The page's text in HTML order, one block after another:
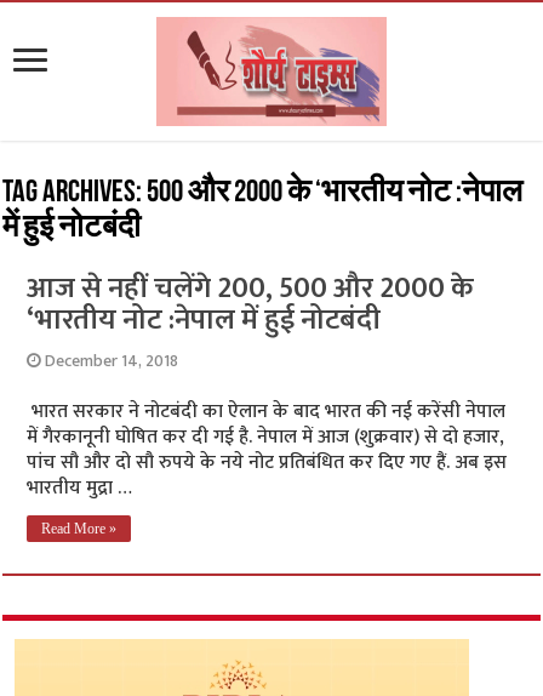
Tag Archives: 500 और 2000 के ‘भारतीय नोट :नेपाल
में हुई नोटबंदी
आज से नहीं चलेंगे 200, 500 और 2000 के
‘भारतीय नोट :नेपाल में हुई नोटबंदी
December 14, 2018
भारत सरकार ने नोटबंदी का ऐलान के बाद भारत की नई करेंसी नेपाल
में गैरकानूनी घोषित कर दी गई है. नेपाल में आज (शुक्रवार) से दो हजार,
पांच सौ और दो सौ रुपये के नये नोट प्रतिबंधित कर दिए गए हैं. अब इस
भारतीय मुद्रा …
Read More »